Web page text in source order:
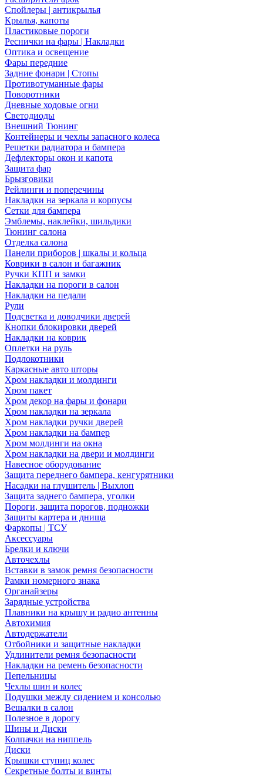
Спойлеры | антикрылья
Крылья, капоты
Пластиковые пороги
Реснички на фары | Накладки
Оптика и освещение
Фары передние
Задние фонари | Стопы
Противотуманные фары
Поворотники
Дневные ходовые огни
Светодиоды
Внешний Тюнинг
Контейнеры и чехлы запасного колеса
Решетки радиатора и бампера
Дефлекторы окон и капота
Защита фар
Брызговики
Рейлинги и поперечины
Накладки на зеркала и корпусы
Сетки для бампера
Эмблемы, наклейки, шильдики
Тюнинг салона
Отделка салона
Панели приборов | шкалы и кольца
Коврики в салон и багажник
Ручки КПП и замки
Накладки на пороги в салон
Накладки на педали
Рули
Подсветка и доводчики дверей
Кнопки блокировки дверей
Накладки на коврик
Оплетки на руль
Подлокотники
Каркасные авто шторы
Хром накладки и молдинги
Хром пакет
Хром декор на фары и фонари
Хром накладки на зеркала
Хром накладки ручки дверей
Хром накладки на бампер
Хром молдинги на окна
Хром накладки на двери и молдинги
Навесное оборудование
Защита переднего бампера, кенгурятники
Насадки на глушитель | Выхлоп
Защита заднего бампера, уголки
Пороги, защита порогов, подножки
Защиты картера и днища
Фаркопы | ТСУ
Аксессуары
Брелки и ключи
Авточехлы
Вставки в замок ремня безопасности
Рамки номерного знака
Органайзеры
Зарядные устройства
Плавники на крышу и радио антенны
Автохимия
Автодержатели
Отбойники и защитные накладки
Удлинители ремня безопасности
Накладки на ремень безопасности
Пепельницы
Чехлы шин и колес
Подушки между сидением и консолью
Вешалки в салон
Полезное в дорогу
Шины и Диски
Колпачки на ниппель
Диски
Крышки ступиц колес
Секретные болты и винты